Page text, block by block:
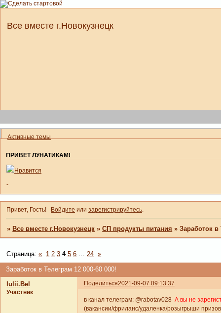
Все вместе г.Новокузнецк
Активные темы
ПРИВЕТ ЛУНАТИКАМ!
Нравится
-
Привет, Гость! Войдите или зарегистрируйтесь.
»Все вместе г.Новокузнецк »СП продукты питания »Заработок в
Заработок в Телеграм 12 000-60 000!
Страница:« 1 2 3 4 5 6 … 24 »
Поделиться2021-09-07 09:13:37
Iulii.Bel
Участник
в канал телеграм: @rabotav028 А вы не
(вакансии/фриланс/удаленка/розыгрыши